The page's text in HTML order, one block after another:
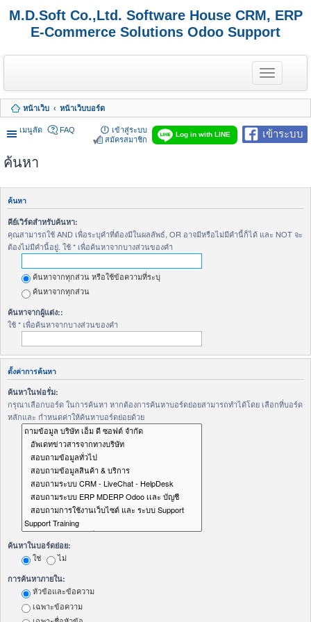
M.D.Soft Co.,Ltd. Software House CRM, ERP
E-Commerce Solutions Odoo Support
T
o
g
l
e
n
a
a
i
หน้าเว็บ หน้าเว็บบอร์ด
เมนูลัด เข้าระบบ
Log in with LINE
FAQ
เข้าสู่ระบบ
สมัครสมาชิก
ค้นหา
ค้นหา
คีย์เวิร์ดสำหรับค้นหา:
คุณสามารถใช้ AND เพื่อระบุคำที่ต้องมีในผลลัพธ์, OR อาจมีหรือไม่มีคำนี้ก็ได้ และ NOT จะ
ต้องไม่มีคำนี้อยู่. ใช้ * เพื่อค้นหาจากบางส่วนของคำ
ค้นหาจากทุกส่วน หรือใช้ข้อความที่ระบุ
ค้นหาจากทุกส่วน
ค้นหาจากผู้แต่ง::
ใช้ * เพื่อค้นหาจากบางส่วนของคำ
ตั้งค่าการค้นหา
ค้นหาในฟอรั่ม:
กรุณาเลือกบอร์ด ในการค้นหา หากต้องการค้นหาบอร์ดย่อยสามารถทำได้โดย เลือกที่บอร์ด
หลักและ กำหนดค่าให้ค้นหาบอร์ดย่อยด้วย
ค้นหาในบอร์ดย่อย:
ใช่ ไม่
การค้นหาภายใน:
หัวข้อและข้อความ
เฉพาะข้อความ